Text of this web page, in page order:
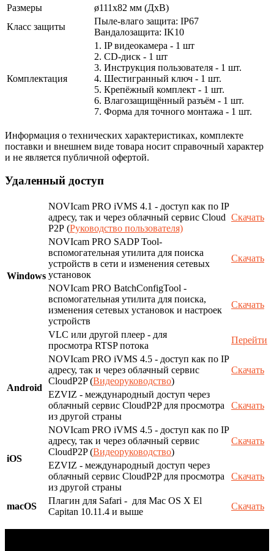
Размеры
ø111х82 мм (ДхВ)
Класс защиты
Пыле-влаго защита: IP67
Вандалозащита: IK10
Комплектация
1. IP видеокамера - 1 шт
2. СD-диск - 1 шт
3. Инструкция пользователя - 1 шт.
4. Шестигранный ключ - 1 шт.
5. Крепёжный комплект - 1 шт.
6. Влагозащищённый разъём - 1 шт.
7. Форма для точного монтажа - 1 шт.
Информация о технических характеристиках, комплекте
поставки и внешнем виде товара носит справочный характер
и не является публичной офертой.
Удаленный доступ
Windows
NOVIcam PRO iVMS 4.1 - доступ как по IP
адресу, так и через облачный сервис Cloud
P2P (Руководство пользователя)
Скачать
NOVIcam PRO SADP Tool-
вспомогательная утилита для поиска
устройств в сети и изменения сетевых
установок
Скачать
NOVIcam PRO BatchConfigTool -
вспомогательная утилита для поиска,
изменения сетевых установок и настроек
устройств
Скачать
VLC или другой плеер - для
просмотра RTSP потока
Перейти
Android
NOVIcam PRO iVMS 4.5 - доступ как по IP
адресу, так и через облачный сервис
CloudP2P (Видеоруководство)
Скачать
EZVIZ - международный доступ через
облачный сервис CloudP2P для просмотра
из другой страны
Скачать
iOS
NOVIcam PRO iVMS 4.5 - доступ как по IP
адресу, так и через облачный сервис
CloudP2P (Видеоруководство)
Скачать
EZVIZ - международный доступ через
облачный сервис CloudP2P для просмотра
из другой страны
Скачать
macOS
Плагин для Safari - для Mac OS X El
Capitan 10.11.4 и выше
Скачать